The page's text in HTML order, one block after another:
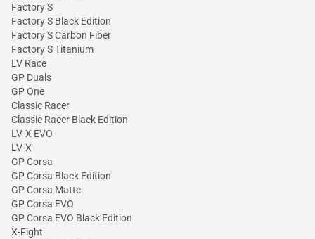
Factory S
Factory S Black Edition
Factory S Carbon Fiber
Factory S Titanium
LV Race
GP Duals
GP One
Classic Racer
Classic Racer Black Edition
LV-X EVO
LV-X
GP Corsa
GP Corsa Black Edition
GP Corsa Matte
GP Corsa EVO
GP Corsa EVO Black Edition
X-Fight